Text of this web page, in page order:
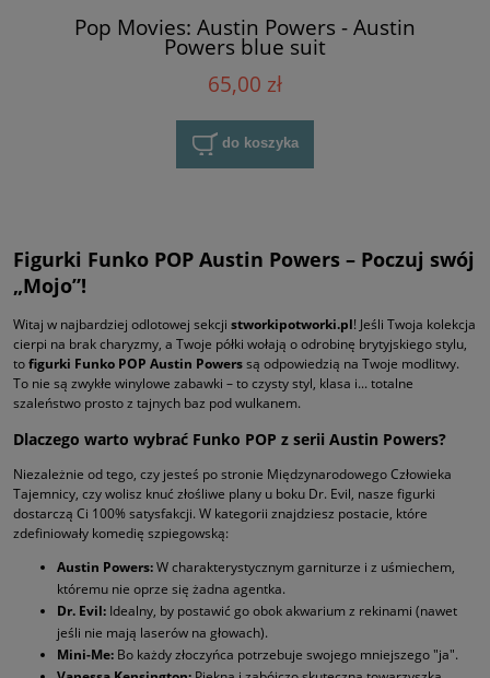
Pop Movies: Austin Powers - Austin
Powers blue suit
65,00 zł
do koszyka
Figurki Funko POP Austin Powers – Poczuj swój
„Mojo”!
Witaj w najbardziej odlotowej sekcji stworkipotworki.pl! Jeśli Twoja kolekcja
cierpi na brak charyzmy, a Twoje półki wołają o odrobinę brytyjskiego stylu,
tofigurki Funko POP Austin Powerssą odpowiedzią na Twoje modlitwy.
To nie są zwykłe winylowe zabawki – to czysty styl, klasa i... totalne
szaleństwo prosto z tajnych baz pod wulkanem.
Dlaczego warto wybrać Funko POP z serii Austin Powers?
Niezależnie od tego, czy jesteś po stronie Międzynarodowego Człowieka
Tajemnicy, czy wolisz knuć złośliwe plany u boku Dr. Evil, nasze figurki
dostarczą Ci 100% satysfakcji. W kategorii znajdziesz postacie, które
zdefiniowały komedię szpiegowską:
Austin Powers:W charakterystycznym garniturze i z uśmiechem,
któremu nie oprze się żadna agentka.
Dr. Evil: Idealny, by postawić go obok akwarium z rekinami (nawet
jeśli nie mają laserów na głowach).
Mini-Me: Bo każdy złoczyńca potrzebuje swojego mniejszego "ja".